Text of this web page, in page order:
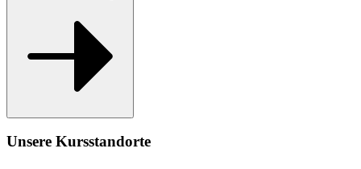
Unsere Kursstandorte